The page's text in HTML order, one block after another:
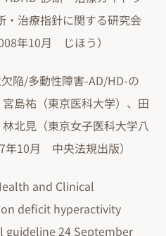
治療指針に関する研究会
年10月 じほう）
陥/多動性障害-AD/HD-の
島祐（東京医科大学）、田
北見（東京女子医科大学八
年10月 中央法規出版）
and Clinical
deficit hyperactivity
guideline 24 September